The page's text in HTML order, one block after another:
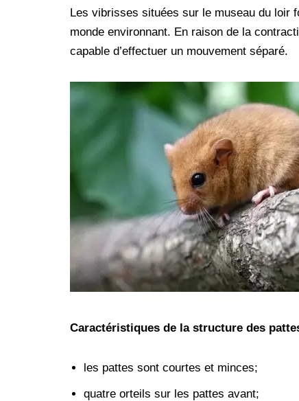
Les vibrisses situées sur le museau du loir
monde environnant. En raison de la
capable d’effectuer un mouvement séparé.
Caractéristiques de la structure des
les pattes sont courtes et minces;
quatre orteils sur les pattes avant;